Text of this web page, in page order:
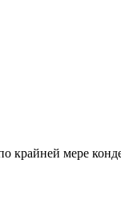
крайней мере